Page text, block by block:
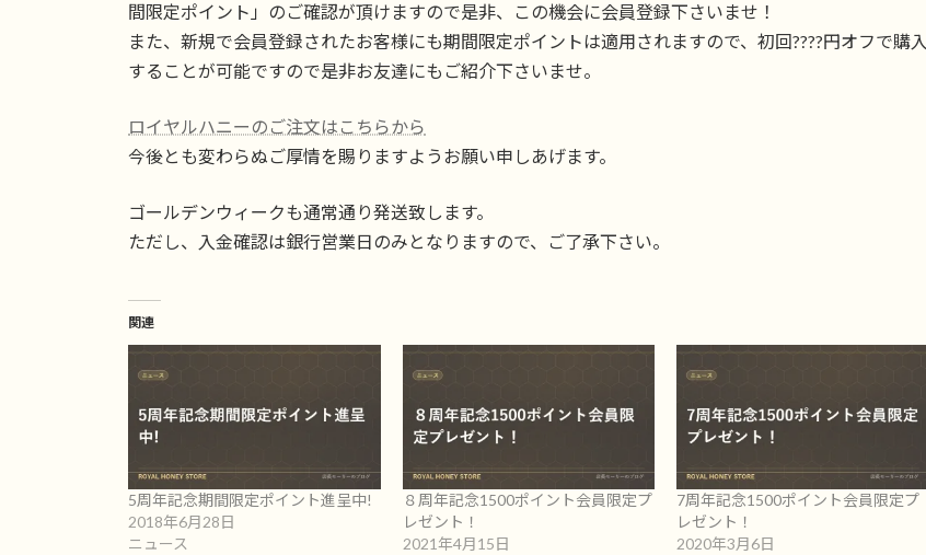
間限定ポイント」のご確認が頂けますので是非、この機会に会員登録下さいませ！
また、新規で会員登録されたお客様にも期間限定ポイントは適用されますので、初回????円オフで購入
することが可能ですので是非お友達にもご紹介下さいませ。
ロイヤルハニーのご注文はこちらから
今後とも変わらぬご厚情を賜りますようお願い申しあげます。
ゴールデンウィークも通常通り発送致します。
ただし、入金確認は銀行営業日のみとなりますので、ご了承下さい。
関連
5周年記念期間限定ポイント進呈中!
2018年6月28日
ニュース
８周年記念1500ポイント会員限定プ
レゼント！
2021年4月15日
7周年記念1500ポイント会員限定プ
レゼント！
2020年3月6日